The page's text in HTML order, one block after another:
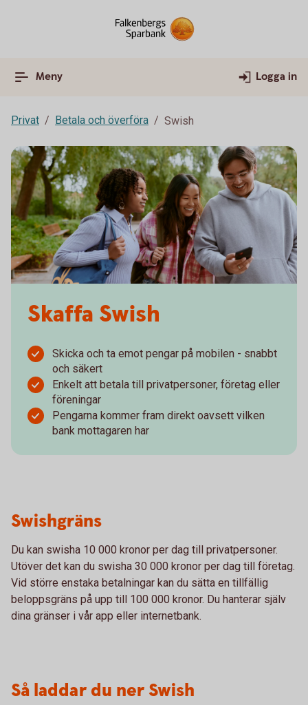
Meny Logga in
Privat Betala och överföra Swish
Skaffa Swish
Skicka och ta emot pengar på mobilen - snabbt
och säkert
Enkelt att betala till privatpersoner, företag eller
föreningar
Pengarna kommer fram direkt oavsett vilken
bank mottagaren har
Swishgräns
Du kan swisha 10 000 kronor per dag till privatpersoner.
Utöver det kan du swisha 30 000 kronor per dag till företag.
Vid större enstaka betalningar kan du sätta en tillfällig
beloppsgräns på upp till 100 000 kronor. Du hanterar själv
dina gränser i vår app eller internetbank.
Så laddar du ner Swish